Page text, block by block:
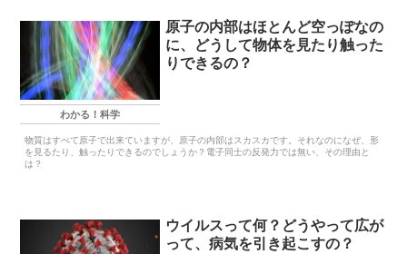
わかる！科学
原子の内部はほとんど空っぽなの
に、どうして物体を見たり触った
りできるの？
物質はすべて原子で出来ていますが、原子の内部はスカスカです。それなのになぜ、形
を見るたり、触ったりできるのでしょうか？電子同士の反発力では無い、その理由と
は？
ウイルスって何？どうやって広が
って、病気を引き起こすの？